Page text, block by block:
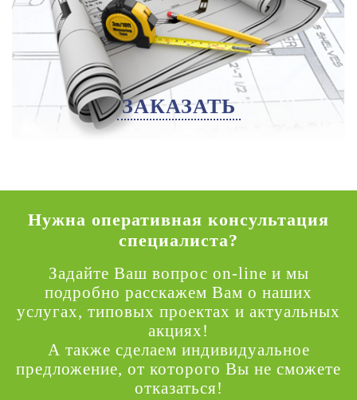
ЗАКАЗАТЬ
Нужна оперативная консультация
специалиста?
Задайте Ваш вопрос on-line и мы
подробно расскажем Вам о наших
услугах, типовых проектах и актуальных
акциях!
А также сделаем индивидуальное
предложение, от которого Вы не сможете
отказаться!